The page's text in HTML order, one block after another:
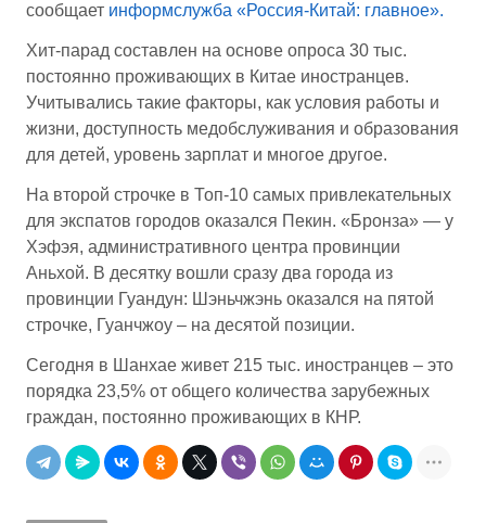
сообщает информслужба «Россия-Китай: главное».
Хит-парад составлен на основе опроса 30 тыс.
постоянно проживающих в Китае иностранцев.
Учитывались такие факторы, как условия работы и
жизни, доступность медобслуживания и образования
для детей, уровень зарплат и многое другое.
На второй строчке в Топ-10 самых привлекательных
для экспатов городов оказался Пекин. «Бронза» — у
Хэфэя, административного центра провинции
Аньхой. В десятку вошли сразу два города из
провинции Гуандун: Шэньчжэнь оказался на пятой
строчке, Гуанчжоу – на десятой позиции.
Сегодня в Шанхае живет 215 тыс. иностранцев – это
порядка 23,5% от общего количества зарубежных
граждан, постоянно проживающих в КНР.